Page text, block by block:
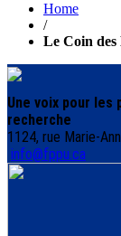
Home
/
Le Coin des
Une voix pour
recherche
1124, rue Marie-
info@fppu.ca